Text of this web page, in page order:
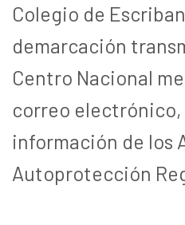
Colegio de
demarcación
Centro Nacional
correo electrónico,
información de los
Autoprotección